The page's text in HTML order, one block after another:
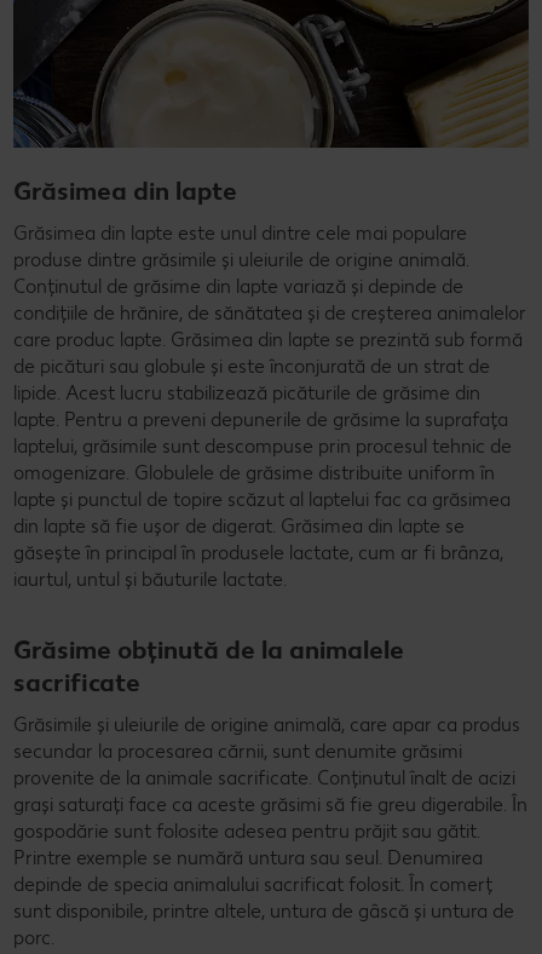
Grăsimea din lapte
Grăsimea din lapte este unul dintre cele mai populare
produse dintre grăsimile și uleiurile de origine animală.
Conținutul de grăsime din lapte variază și depinde de
condițiile de hrănire, de sănătatea și de creșterea animalelor
care produc lapte. Grăsimea din lapte se prezintă sub formă
de picături sau globule și este înconjurată de un strat de
lipide. Acest lucru stabilizează picăturile de grăsime din
lapte. Pentru a preveni depunerile de grăsime la suprafața
laptelui, grăsimile sunt descompuse prin procesul tehnic de
omogenizare. Globulele de grăsime distribuite uniform în
lapte și punctul de topire scăzut al laptelui fac ca grăsimea
din lapte să fie ușor de digerat. Grăsimea din lapte se
găsește în principal în produsele lactate, cum ar fi brânza,
iaurtul, untul și băuturile lactate.
Grăsime obținută de la animalele
sacrificate
Grăsimile și uleiurile de origine animală, care apar ca produs
secundar la procesarea cărnii, sunt denumite grăsimi
provenite de la animale sacrificate. Conținutul înalt de acizi
grași saturați face ca aceste grăsimi să fie greu digerabile. În
gospodărie sunt folosite adesea pentru prăjit sau gătit.
Printre exemple se numără untura sau seul. Denumirea
depinde de specia animalului sacrificat folosit. În comerț
sunt disponibile, printre altele, untura de gâscă și untura de
porc.